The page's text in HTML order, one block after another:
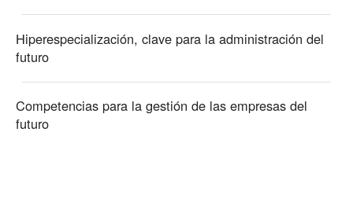
Hiperespecialización, clave para la administración del
futuro
Competencias para la gestión de las empresas del
futuro